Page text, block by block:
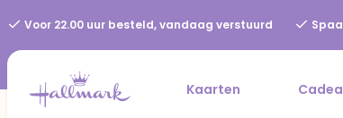
Voor 22.00 uur besteld, vandaag verstuurd
Kaarten